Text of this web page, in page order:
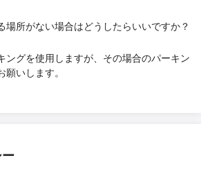
場所がない場合はどうしたらいいですか？
ングを使用しますが、その場合のパーキン
いします。